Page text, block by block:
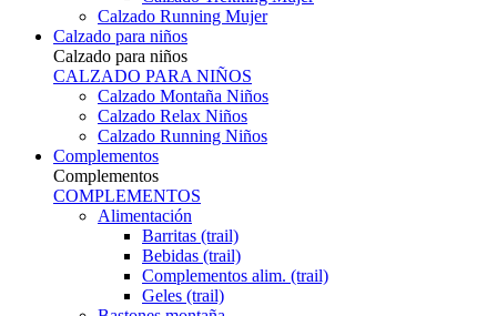
Calzado Running Mujer
Calzado para niños
Calzado para niños
CALZADO PARA NIÑOS
Calzado Montaña Niños
Calzado Relax Niños
Calzado Running Niños
Complementos
Complementos
COMPLEMENTOS
Alimentación
Barritas (trail)
Bebidas (trail)
Complementos alim. (trail)
Geles (trail)